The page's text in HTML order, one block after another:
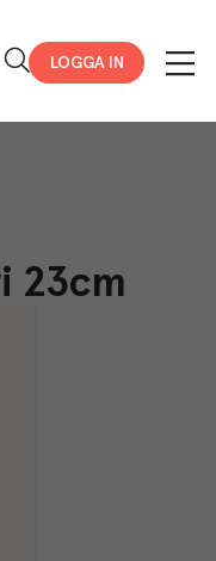
LOGGA IN
23cm